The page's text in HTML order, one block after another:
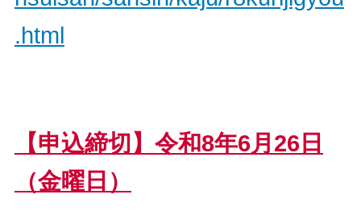
.html
【申込締切】令和8年6月26日
（金曜日 ）